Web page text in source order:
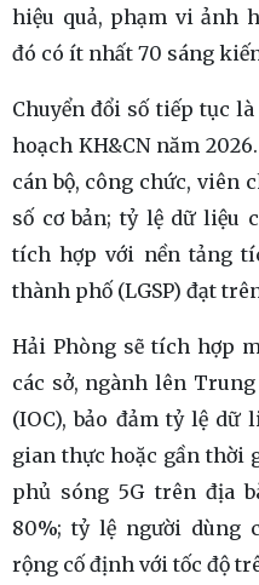
hiệu quả, phạm vi ảnh
đó có ít nhất 70 sáng
Chuyển đổi số tiếp tục
hoạch KH&CN năm
cán bộ, công chức, viên
số cơ bản; tỷ lệ dữ liệu
tích hợp với nền tảng
thành phố (LGSP) đạt
Hải Phòng sẽ tích hợp
các sở, ngành lên
(IOC), bảo đảm tỷ lệ dữ
gian thực hoặc gần thời
phủ sóng 5G trên địa
80%; tỷ lệ người dùng
rộng cố định với tốc độ